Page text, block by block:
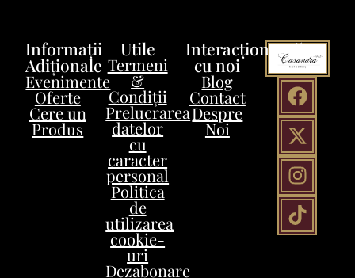
Interacționează
cu noi
Blog
Contact
Despre
Noi
Utile
Termeni
&
Condiții
Prelucrarea
datelor
cu
caracter
personal
Politica
de
utilizarea
cookie-
uri
Dezabonare
Informații
Adiționale
Evenimente
Oferte
Cere un
Produs